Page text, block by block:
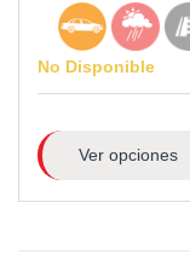
No Disponible
Ver opciones